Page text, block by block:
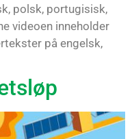
polsk, portugisisk,
videoen inneholder
på engelsk,